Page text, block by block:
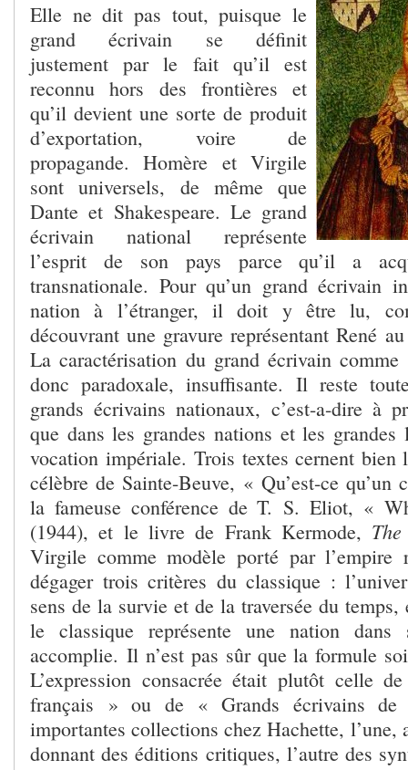
Elle ne dit pas tout, puisque le
grand écrivain se définit
justement par le fait qu’il est
reconnu hors des frontières et
qu’il devient une sorte de produit
d’exportation, voire de
propagande. Homère et Virgile
sont universels, de même que
Dante et Shakespeare. Le grand
écrivain national représente
l’esprit de son pays parce qu’il a
transnationale. Pour qu’un grand écrivain
nation à l’étranger, il doit y être lu,
découvrant une gravure représentant René
La caractérisation du grand écrivain
donc paradoxale, insuffisante. Il reste
grands écrivains nationaux, c’est-a-dire à
que dans les grandes nations et les
vocation impériale. Trois textes cernent bien
célèbre de Sainte-Beuve, « Qu’est-ce qu’un
la fameuse conférence de T. S. Eliot, «
(1944), et le livre de Frank Kermode,
Virgile comme modèle porté par l’empire
dégager trois critères du classique :
sens de la survie et de la traversée du
le classique représente une nation
accomplie. Il n’est pas sûr que la formule
L’expression consacrée était plutôt celle
français » ou de « Grands écrivains
importantes collections chez Hachette, l’une,
donnant des éditions critiques, l’autre des